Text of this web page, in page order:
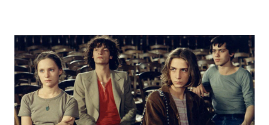
#NEW VINTAGE #マイナーグッド図鑑
#路地裏てぃーん。 #MONTHLY JOURNAL
#GH 銘品の所以 #フイナムのYouTube
#Commune H #FOCUS IT #AH.H
#ととけん #FASHION #MUSIC #MOVIE